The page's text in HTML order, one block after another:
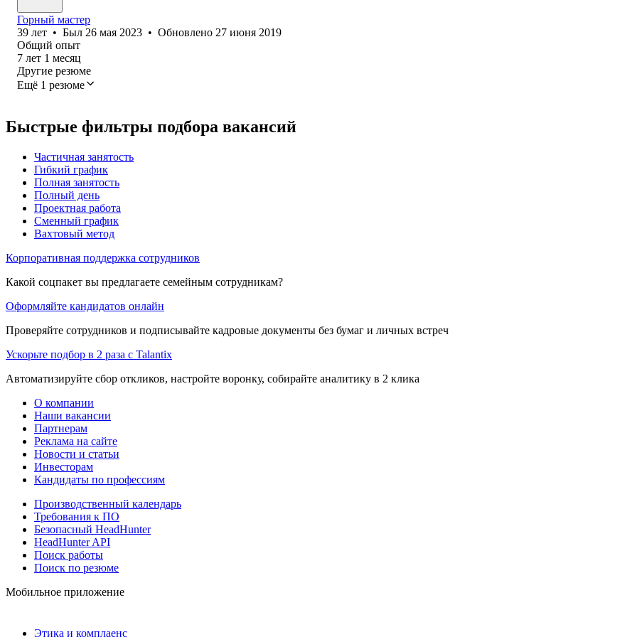
Горный мастер
39 лет • Был 26 мая 2023 • Обновлено 27 июня 2019
Общий опыт
7 лет 1 месяц
Другие резюме
Ещё 1 резюме
Быстрые фильтры подбора вакансий
Частичная занятость
Гибкий график
Полная занятость
Полный день
Проектная работа
Сменный график
Вахтовый метод
Корпоративная поддержка сотрудников
Какой соцпакет вы предлагаете семейным сотрудникам?
Оформляйте кандидатов онлайн
Проверяйте сотрудников и подписывайте кадровые документы без бумаг и личных встреч
Ускорьте подбор в 2 раза с Talantix
Автоматизируйте сбор откликов, настройте воронку, собирайте аналитику в 2 клика
О компании
Наши вакансии
Партнерам
Реклама на сайте
Новости и статьи
Инвесторам
Кандидаты по профессиям
Производственный календарь
Требования к ПО
Безопасный HeadHunter
HeadHunter API
Поиск работы
Поиск по резюме
Мобильное приложение
Этика и комплаенс